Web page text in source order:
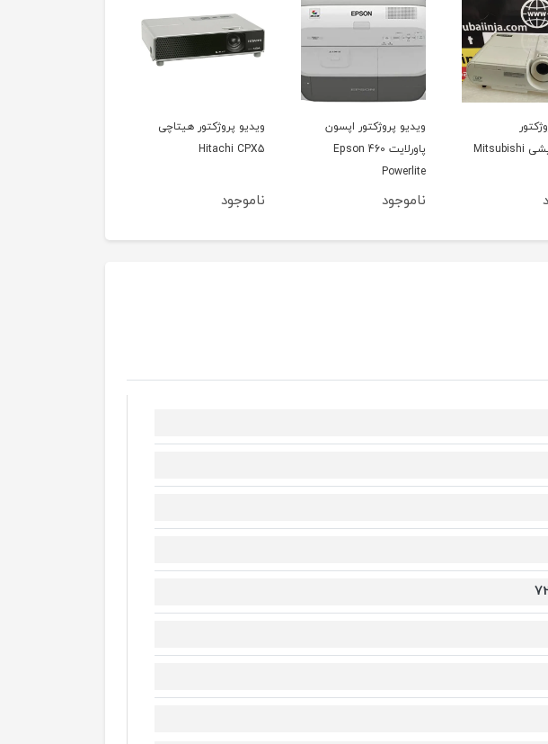
اپسون
پاورلایت 460 Epson
ویدیو پروژکتور هیتاچی
Hitachi CPX5
ناموجود
ویدیو پروژکتور اینفوکوس
InFocus in104
ناموجود